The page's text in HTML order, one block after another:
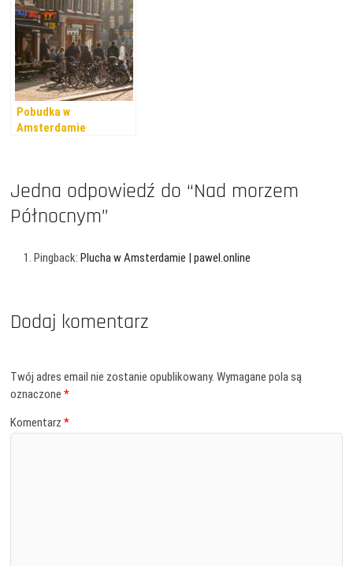
Pobudka w
Amsterdamie
Jedna odpowiedź do “Nad morzem
Północnym”
Pingback:Plucha w Amsterdamie | pawel.online
Dodaj komentarz
Twój adres email nie zostanie opublikowany. Wymagane pola są
oznaczone*
Komentarz*